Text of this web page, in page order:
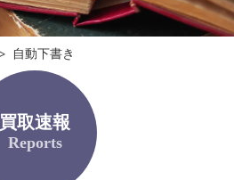
自動下書き
買取速報
Reports